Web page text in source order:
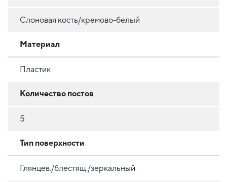
Слоновая кость/кремово-белый
Материал
Пластик
Количество постов
5
Тип поверхности
Глянцев./блестящ./зеркальный